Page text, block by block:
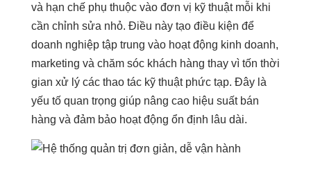
và hạn chế phụ thuộc vào đơn vị kỹ thuật mỗi khi
cần chỉnh sửa nhỏ. Điều này tạo điều kiện để
doanh nghiệp tập trung vào hoạt động kinh doanh,
marketing và chăm sóc khách hàng thay vì tốn thời
gian xử lý các thao tác kỹ thuật phức tạp. Đây là
yếu tố quan trọng giúp nâng cao hiệu suất bán
hàng và đảm bảo hoạt động ổn định lâu dài.